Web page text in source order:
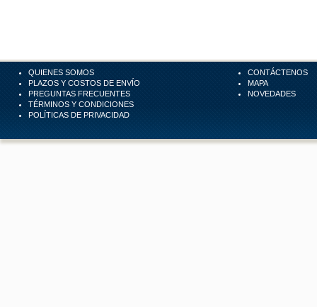
QUIENES SOMOS
PLAZOS Y COSTOS DE ENVÍO
PREGUNTAS FRECUENTES
TÉRMINOS Y CONDICIONES
POLÍTICAS DE PRIVACIDAD
CONTÁCTENOS
MAPA
NOVEDADES